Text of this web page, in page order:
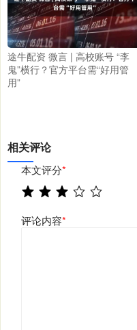
途牛配资 微言 | 高校账号 “李
鬼”横行？官方平台需“好用管
用”
相关评论
本文评分*
评论内容*